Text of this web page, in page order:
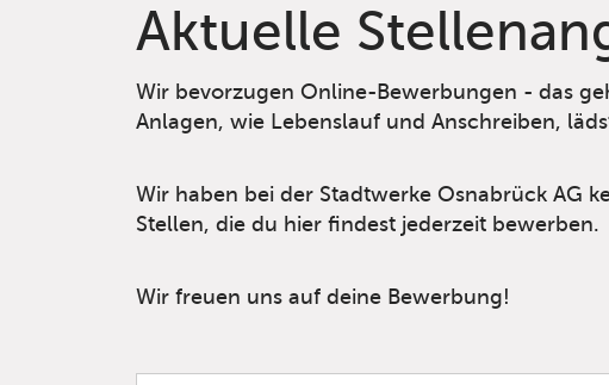
Aktuelle
Wir bevorzugen Online-Bewerbungen - das
Anlagen, wie Lebenslauf und Anschreiben,
Wir haben bei der Stadtwerke Osnabrück AG
Stellen, die du hier findest jederzeit bewerben.
Wir freuen uns auf deine Bewerbung!